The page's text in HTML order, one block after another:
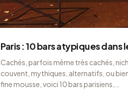
Paris : 10 bars atypiques dans
Cachés, parfois même très cachés,
couvent, mythiques, alternatifs, ou
fine mousse, voici 10 bars parisiens,…